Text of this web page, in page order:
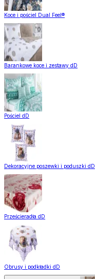
Koce i pościel Dual Feel®
Barankowe koce i zestawy dD
Pościel dD
Dekoracyjne poszewki i poduszki dD
Prześcieradła dD
Obrusy i podkładki dD